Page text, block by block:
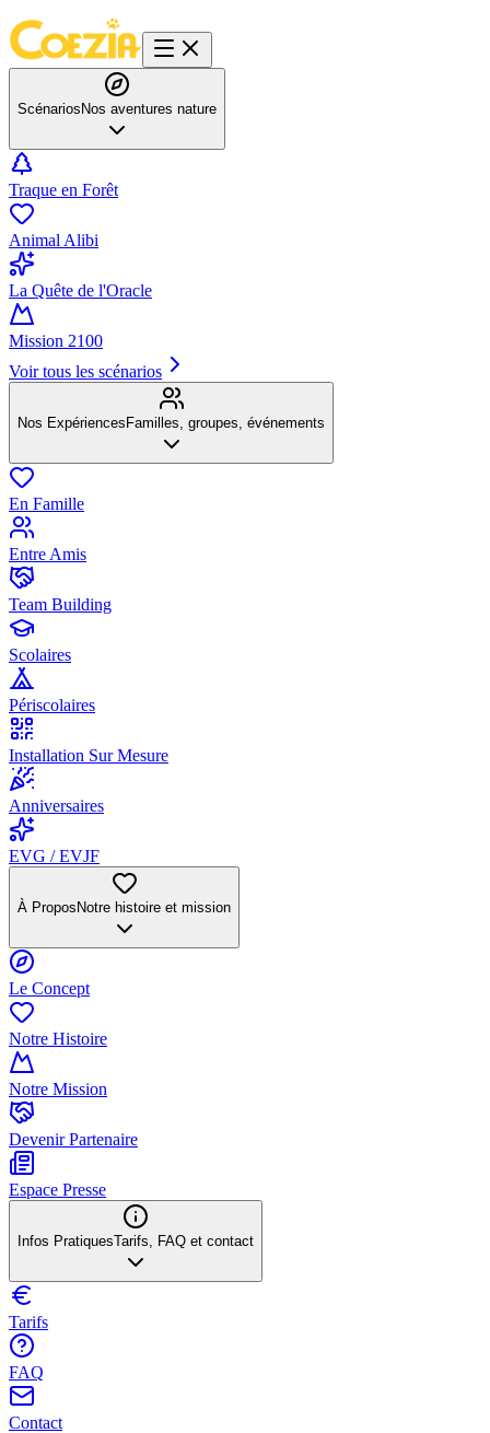
Scénarios Nos aventures nature
Traque en Forêt
Animal Alibi
La Quête de l'Oracle
Mission 2100
Voir tous les scénarios
Nos Expériences Familles, groupes, événements
En Famille
Entre Amis
Team Building
Scolaires
Périscolaires
Installation Sur Mesure
Anniversaires
EVG / EVJF
À Propos Notre histoire et mission
Le Concept
Notre Histoire
Notre Mission
Devenir Partenaire
Espace Presse
Infos PratiquesTarifs, FAQ et contact
Tarifs
FAQ
Contact